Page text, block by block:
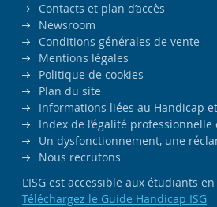
Contacts et plan d’accès
Newsroom
Conditions générales de vente
Mentions légales
Politique de cookies
Plan du site
Informations liées au Handicap
Index de l’égalité
Un dysfonctionnement, une
Nous recrutons
L’ISG est accessible aux étudiants
Téléchargez le Guide Handicap ISG